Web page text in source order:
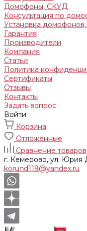
Домофоны, СКУД
Консультация по
Установка
Гарантия
Производители
Компания
Статьи
Политика
Сертификаты
Отзывы
Контакты
Задать вопрос
Войти
Корзина
Отложенные
Сравнение товаров
г. Кемерово, ул. Юрия
korund119@yandex.ru